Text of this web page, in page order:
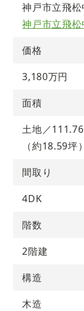
神戸市立飛
神戸市立飛
価格
3,180万円
面積
土地／
（約18.59坪）
間取り
4DK
階数
2階建
構造
木造